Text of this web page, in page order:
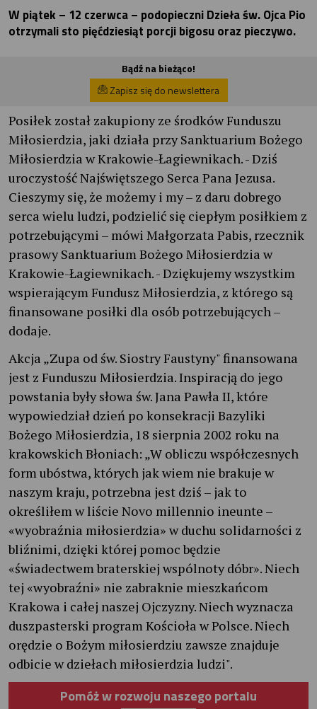
W piątek – 12 czerwca – podopieczni Dzieła św. Ojca Pio
otrzymali sto pięćdziesiąt porcji bigosu oraz pieczywo.
Bądź na bieżąco!
Zapisz się do newslettera
Posiłek został zakupiony ze środków Funduszu
Miłosierdzia, jaki działa przy Sanktuarium Bożego
Miłosierdzia w Krakowie-Łagiewnikach. - Dziś
uroczystość Najświętszego Serca Pana Jezusa.
Cieszymy się, że możemy i my – z daru dobrego
serca wielu ludzi, podzielić się ciepłym posiłkiem z
potrzebującymi – mówi Małgorzata Pabis, rzecznik
prasowy Sanktuarium Bożego Miłosierdzia w
Krakowie-Łagiewnikach. - Dziękujemy wszystkim
wspierającym Fundusz Miłosierdzia, z którego są
finansowane posiłki dla osób potrzebujących –
dodaje.
Akcja „Zupa od św. Siostry Faustyny" finansowana
jest z Funduszu Miłosierdzia. Inspiracją do jego
powstania były słowa św. Jana Pawła II, które
wypowiedział dzień po konsekracji Bazyliki
Bożego Miłosierdzia, 18 sierpnia 2002 roku na
krakowskich Błoniach: „W obliczu współczesnych
form ubóstwa, których jak wiem nie brakuje w
naszym kraju, potrzebna jest dziś – jak to
określiłem w liście Novo millennio ineunte –
«wyobraźnia miłosierdzia» w duchu solidarności z
bliźnimi, dzięki której pomoc będzie
«świadectwem braterskiej wspólnoty dóbr». Niech
tej «wyobraźni» nie zabraknie mieszkańcom
Krakowa i całej naszej Ojczyzny. Niech wyznacza
duszpasterski program Kościoła w Polsce. Niech
orędzie o Bożym miłosierdziu zawsze znajduje
odbicie w dziełach miłosierdzia ludzi".
Pomóż w rozwoju naszego portalu